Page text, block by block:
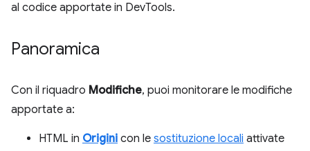
al codice apportate in DevTools.
Panoramica
Con il riquadro Modifiche, puoi monitorare le modifiche
apportate a:
HTML in Origini con le sostituzione locali attivate